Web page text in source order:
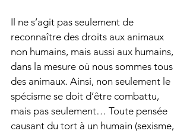
Il ne s’agit pas seulement de
reconnaître des droits aux animaux
non humains, mais aussi aux humains,
dans la mesure où nous sommes tous
des animaux. Ainsi, non seulement le
spécisme se doit d’être combattu,
mais pas seulement… Toute pensée
causant du tort à un humain (sexisme,